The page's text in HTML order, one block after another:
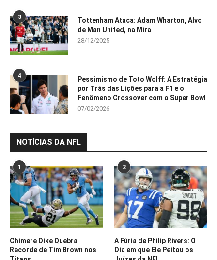
3
Tottenham Ataca: Adam Wharton, Alvo
de Man United, na Mira
28/12/2025
4
Pessimismo de Toto Wolff: A Estratégia
por Trás das Lições para a F1 e o
Fenômeno Crossover com o Super Bowl
07/02/2026
NOTÍCIAS DA NFL
1
Chimere Dike Quebra
Recorde de Tim Brown nos
2
A Fúria de Philip Rivers: O
Dia em que Ele Peitou os